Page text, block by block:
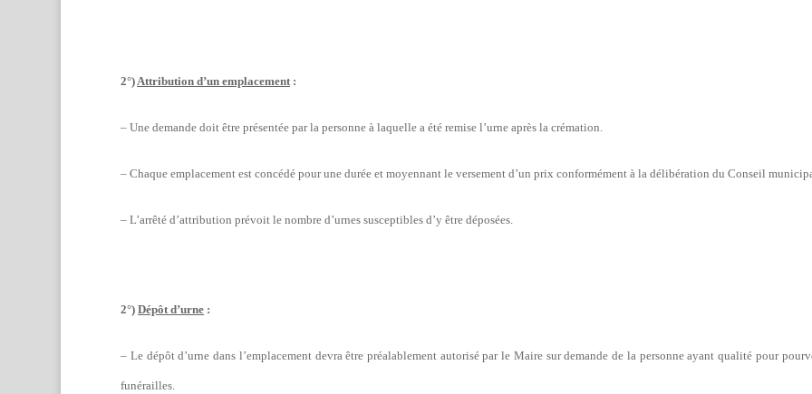
2°)Attribution d’un emplacement:
– Une demande doit être présentée par la personne à laquelle a été remise l’urne après la crémation.
– Chaque emplacement est concédé pour une durée et moyennant le versement d’un prix conformément à la délibération du Conseil
– L’arrêté d’attribution prévoit le nombre d’urnes susceptibles d’y être déposées.
2°)Dépôt d’urne :
– Le dépôt d’urne dans l’emplacement devra être préalablement autorisé par le Maire sur demande de la personne ayant qualité pour
funérailles.